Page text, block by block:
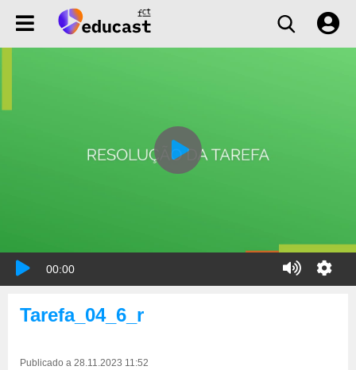
00:00
Tarefa_04_6_r
Publicado a 28.11.2023 11:52